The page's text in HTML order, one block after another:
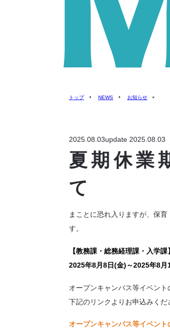
トップ NEWS お知らせ
2025.08.03update 2025.08.03
夏期休業
て
まことに恐れ入りますが、保
す。
【教務課・総務経理課・入学課】
2025年8月8日(金)～2025年8月
オープンキャンパス等イベント
下記のリンクよりお申込みくだ
オープンキャンパス等イベン